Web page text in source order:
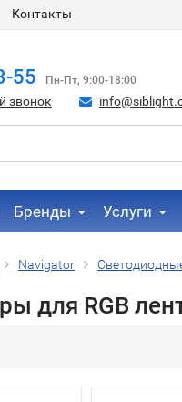
Контакты
55 Пн-Пт, 9:00-18:00
звонок
Бренды Услуги
Navigator
для RGB